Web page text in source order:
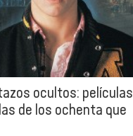
ocultos: películas
de los ochenta que
ver